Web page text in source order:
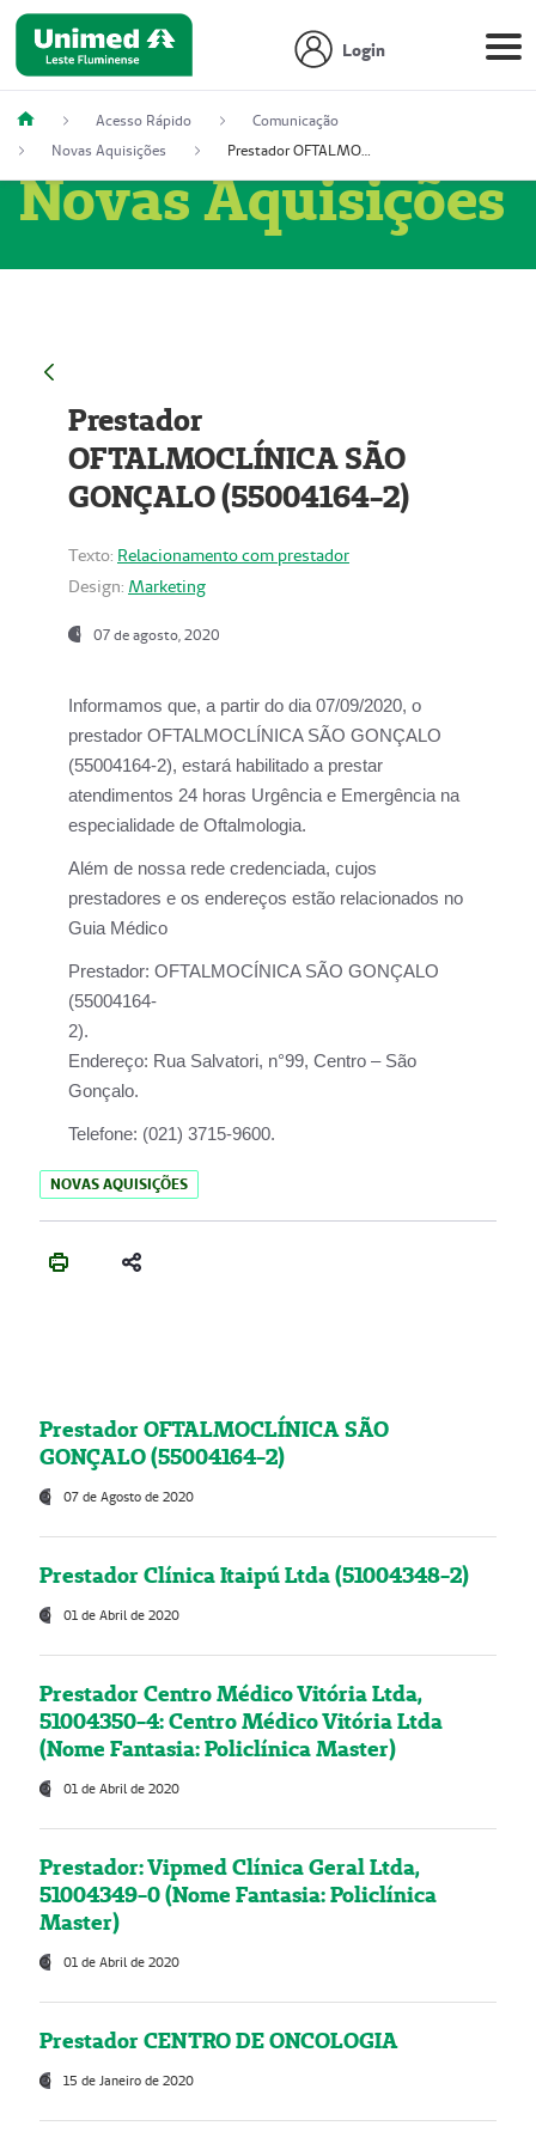
Login
Acesso Rápido
Comunicação
Novas Aquisições
Prestador OFTALMOCLÍNICA SÃO GONÇALO (55004164-2)
Novas Aquisições
Prestador
OFTALMOCLÍNICA SÃO
GONÇALO (55004164-2)
Texto: Relacionamento com prestador
Design: Marketing
07 de agosto, 2020
Informamos que, a partir do dia 07/09/2020, o
prestador OFTALMOCLÍNICA SÃO GONÇALO
(55004164-2), estará habilitado a prestar
atendimentos 24 horas Urgência e Emergência na
especialidade de Oftalmologia.
Além de nossa rede credenciada, cujos
prestadores e os endereços estão relacionados no
Guia Médico
Prestador: OFTALMOCÍNICA SÃO GONÇALO
(55004164-
2).
Endereço: Rua Salvatori, n°99, Centro – São
Gonçalo.
Telefone: (021) 3715-9600.
NOVAS AQUISIÇÕES
Prestador OFTALMOCLÍNICA SÃO
GONÇALO (55004164-2)
07 de Agosto de 2020
Prestador Clínica Itaipú Ltda (51004348-2)
01 de Abril de 2020
Prestador Centro Médico Vitória Ltda,
51004350-4: Centro Médico Vitória Ltda
(Nome Fantasia: Policlínica Master)
01 de Abril de 2020
Prestador: Vipmed Clínica Geral Ltda,
51004349-0 (Nome Fantasia: Policlínica
Master)
01 de Abril de 2020
Prestador CENTRO DE ONCOLOGIA
15 de Janeiro de 2020